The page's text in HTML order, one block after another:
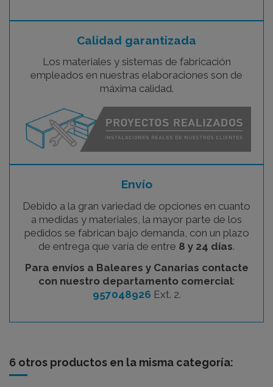
Calidad garantizada
Los materiales y sistemas de fabricación
empleados en nuestras elaboraciones son de
máxima calidad.
Envío
Debido a la gran variedad de opciones en cuanto
a medidas y materiales, la mayor parte de los
pedidos se fabrican bajo demanda, con un plazo
de entrega que varía de entre 8 y 24 días.
Para envíos a Baleares y Canarias contacte
con nuestro departamento comercial:
957048926 Ext. 2.
6 otros productos en la misma categoría: